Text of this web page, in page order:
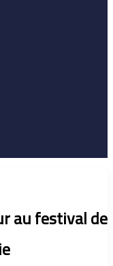
au festival de